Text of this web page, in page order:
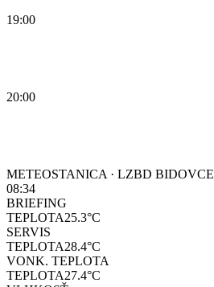
19:00
20:00
METEOSTANICA · LZBD BIDOVCE
08:34
BRIEFING
TEPLOTA25.3°C
SERVIS
TEPLOTA28.4°C
VONK. TEPLOTA
TEPLOTA27.4°C